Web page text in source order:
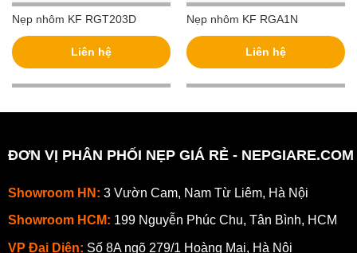
Nẹp nhôm KF RGT203D
Liên hệ
Nẹp nhôm KF RGA1N
Liên hệ
ĐƠN VỊ PHÂN PHỐI NẸP GIÁ RẺ - NEPGIARE.COM
Showroom HN: 3 Vườn Cam, Nam Từ Liêm, Hà Nội
Showroom HCM: 199 Nguyễn Phúc Chu, Tân Bình, HCM
VP Đại Diện: Số 8A ngõ 279/1 Hoàng Mai, Hà Nội